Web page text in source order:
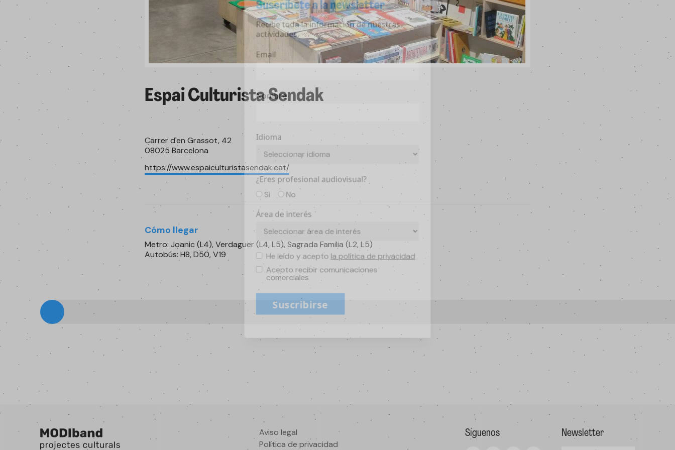
Espai Culturista Sendak
Carrer d'en Grassot, 42
08025 Barcelona
https://www.espaiculturistasendak.cat/
Cómo llegar
Metro: Joanic (L4), Verdaguer (L4, L5), Sagrada Familia (L2, L5)
Autobús: H8, D50, V19
Aviso legal
Política de privacidad
Síguenos Newsletter
Recibe toda la información de
nuestras actividades.
Email
Nombre
Idioma
¿Eres profesional audiovisual?
Si No
Área de interés
He leído y aceptola política de privacidad
Acepto recibir comunicaciones
comerciales
Suscribirse